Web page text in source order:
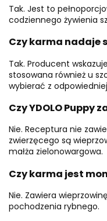
Tak. Jest to
codziennego żywienia
Czy karma nadaje
Tak. Producent
stosowana również u
wybierać z
Czy YDOLO Puppy
Nie. Receptura nie
zwierzęcego są
małża zielonowargowa.
Czy karma jest
Nie. Zawiera
pochodzenia rybnego.